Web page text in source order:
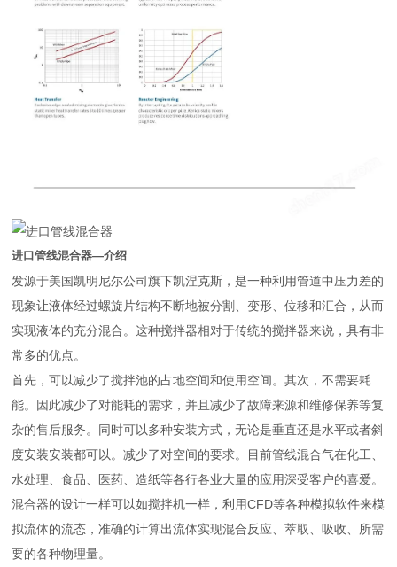
进口管线混合器—介绍
发源于美国凯明尼尔公司旗下凯涅克斯，是一种利用管道中压力差的
现象让液体经过螺旋片结构不断地被分割、变形、位移和汇合，从而
实现液体的充分混合。这种搅拌器相对于传统的搅拌器来说，具有非
常多的优点。
首先，可以减少了搅拌池的占地空间和使用空间。其次，不需要耗
能。因此减少了对能耗的需求，并且减少了故障来源和维修保养等复
杂的售后服务。同时可以多种安装方式，无论是垂直还是水平或者斜
度安装安装都可以。减少了对空间的要求。目前管线混合气在化工、
水处理、食品、医药、造纸等各行各业大量的应用深受客户的喜爱。
混合器的设计一样可以如搅拌机一样，利用CFD等各种模拟软件来模
拟流体的流态，准确的计算出流体实现混合反应、萃取、吸收、所需
要的各种物理量。